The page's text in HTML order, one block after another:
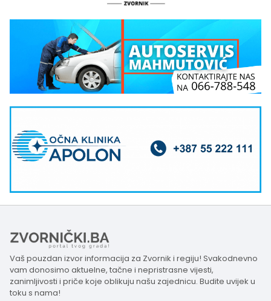
Vaš pouzdan izvor informacija za Zvornik i regiju! Svakodnevno
vam donosimo aktuelne, tačne i nepristrasne vijesti,
zanimljivosti i priče koje oblikuju našu zajednicu. Budite uvijek u
toku s nama!